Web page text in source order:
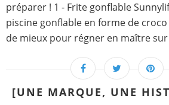
préparer ! 1 - Frite gonflable
piscine gonflable en forme de
de mieux pour régner en maître sur
[UNE MARQUE, UNE